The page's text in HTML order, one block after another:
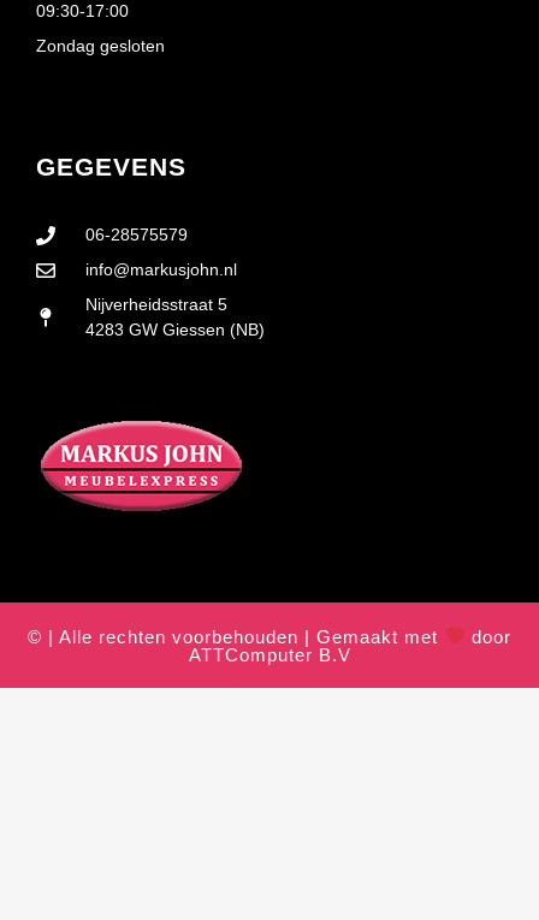
GEGEVENS
06-28575579
info@markusjohn.nl
Nijverheidsstraat 5
4283 GW Giessen (NB)
09:30-17:00
Zondag gesloten
© | Alle rechten voorbehouden | Gemaakt met
door
ATTComputer B.V